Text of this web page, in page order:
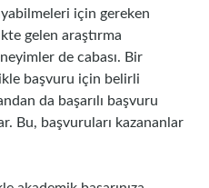
için gereken
gelen araştırma
de cabası. Bir
başvuru için belirli
da başarılı başvuru
Bu, başvuruları kazananlar